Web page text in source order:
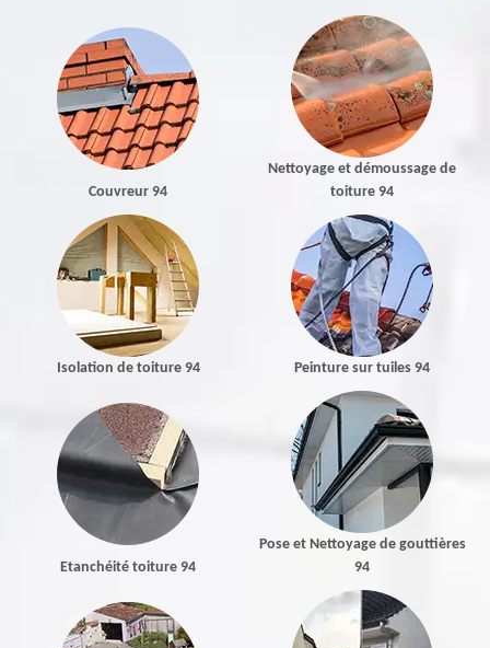
Couvreur 94
Nettoyage et démoussage de
toiture 94
Isolation de toiture 94 Peinture sur tuiles 94
Etanchéité toiture 94
Pose et Nettoyage de gouttières
94